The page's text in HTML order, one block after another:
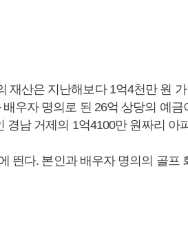
재산은 지난해보다 1억4천만 원
우자 명의로 된 26억 상당의 예금
경남 거제의 1억4100만 원짜리 아
띈다. 본인과 배우자 명의의 골프